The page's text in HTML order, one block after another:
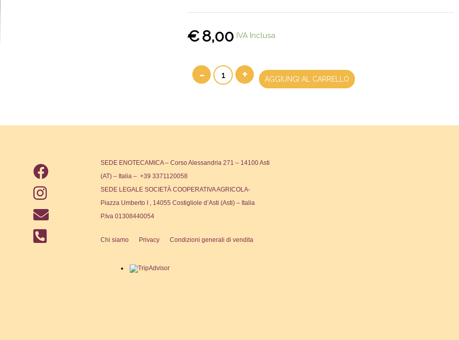
8,00
€ IVA Inclusa
- + AGGIUNGI AL CARRELLO
SEDE ENOTECAMICA – Corso Alessandria 271 – 14100 Asti
(AT) – Italia – +39 3371120058
SEDE LEGALE SOCIETÀ COOPERATIVA AGRICOLA-
Piazza Umberto I , 14055 Costigliole d’Asti (Asti) – Italia
P.Iva 01308440054
Chi siamo Privacy Condizioni generali di vendita